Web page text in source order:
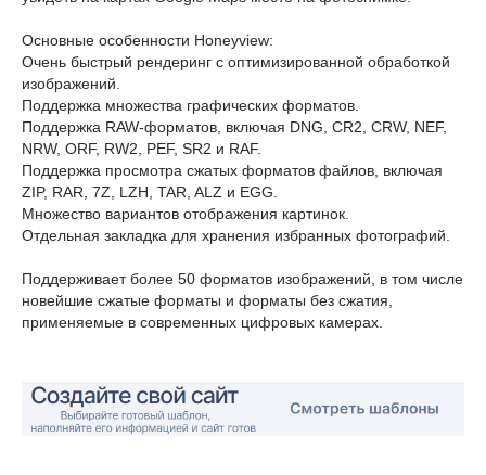
Основные особенности Honeyview:
Очень быстрый рендеринг с оптимизированной обработкой
изображений.
Поддержка множества графических форматов.
Поддержка RAW-форматов, включая DNG, CR2, CRW, NEF,
NRW, ORF, RW2, PEF, SR2 и RAF.
Поддержка просмотра сжатых форматов файлов, включая
ZIP, RAR, 7Z, LZH, TAR, ALZ и EGG.
Множество вариантов отображения картинок.
Отдельная закладка для хранения избранных фотографий.
Поддерживает более 50 форматов изображений, в том числе
новейшие сжатые форматы и форматы без сжатия,
применяемые в современных цифровых камерах.